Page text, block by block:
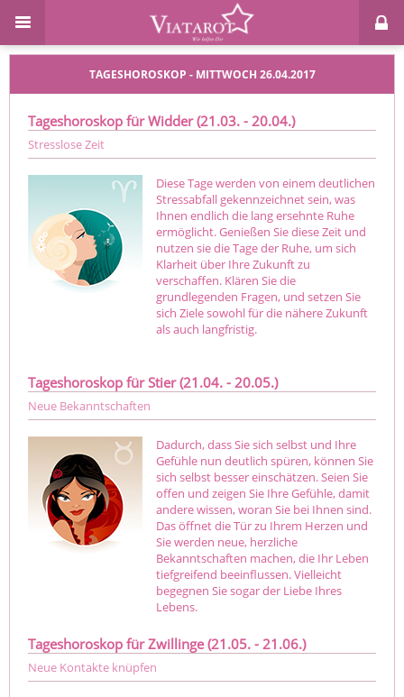
TAGESHOROSKOP - MITTWOCH 26.04.2017
Tageshoroskop für Widder (21.03. - 20.04.)
Stresslose Zeit
Diese Tage werden von einem deutlichen
Stressabfall gekennzeichnet sein, was
Ihnen endlich die lang ersehnte Ruhe
ermöglicht. Genießen Sie diese Zeit und
nutzen sie die Tage der Ruhe, um sich
Klarheit über Ihre Zukunft zu
verschaffen. Klären Sie die
grundlegenden Fragen, und setzen Sie
sich Ziele sowohl für die nähere Zukunft
als auch langfristig.
Tageshoroskop für Stier (21.04. - 20.05.)
Neue Bekanntschaften
Dadurch, dass Sie sich selbst und Ihre
Gefühle nun deutlich spüren, können Sie
sich selbst besser einschätzen. Seien Sie
offen und zeigen Sie Ihre Gefühle, damit
andere wissen, woran Sie bei Ihnen sind.
Das öffnet die Tür zu Ihrem Herzen und
Sie werden neue, herzliche
Bekanntschaften machen, die Ihr Leben
tiefgreifend beeinflussen. Vielleicht
begegnen Sie sogar der Liebe Ihres
Lebens.
Tageshoroskop für Zwillinge (21.05. - 21.06.)
Neue Kontakte knüpfen